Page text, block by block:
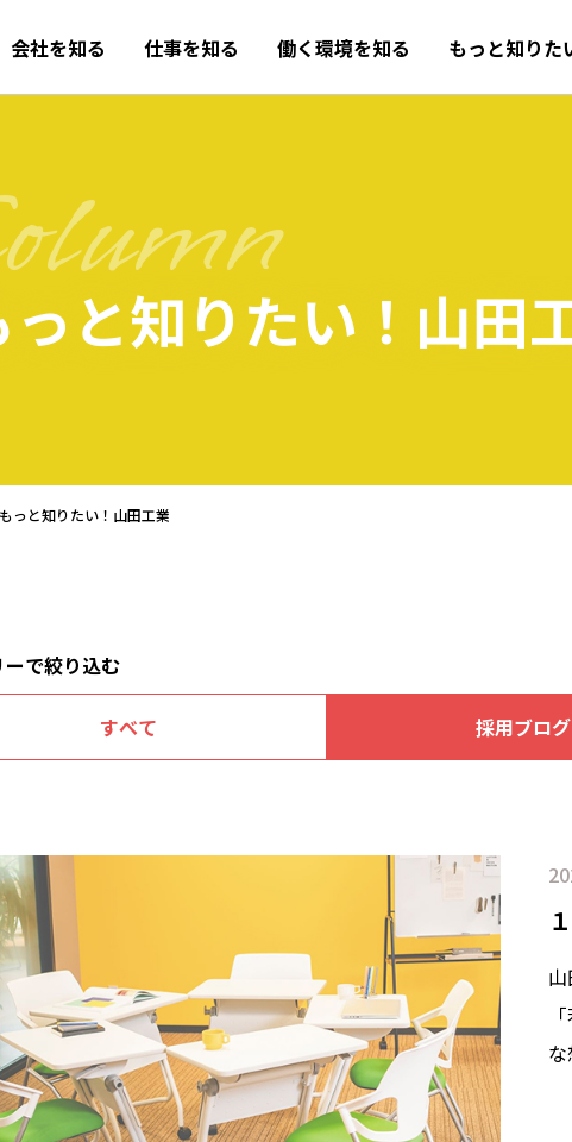
会社を知る 仕事を知る 働く環境を知る もっと知りた
っと知りたい！山田
もっと知りたい！山田工業
ーで絞り込む
すべて 採用ブログ